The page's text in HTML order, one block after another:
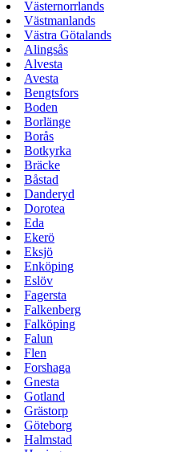
Västernorrlands
Västmanlands
Västra Götalands
Alingsås
Alvesta
Avesta
Bengtsfors
Boden
Borlänge
Borås
Botkyrka
Bräcke
Båstad
Danderyd
Dorotea
Eda
Ekerö
Eksjö
Enköping
Eslöv
Fagersta
Falkenberg
Falköping
Falun
Flen
Forshaga
Gnesta
Gotland
Grästorp
Göteborg
Halmstad